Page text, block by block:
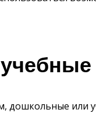
дошкольные или